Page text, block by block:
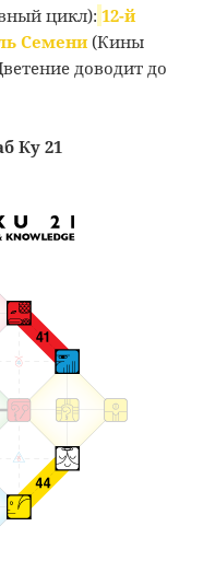
цикл): 12-й
Семени(Кины
доводит до
Ку 21